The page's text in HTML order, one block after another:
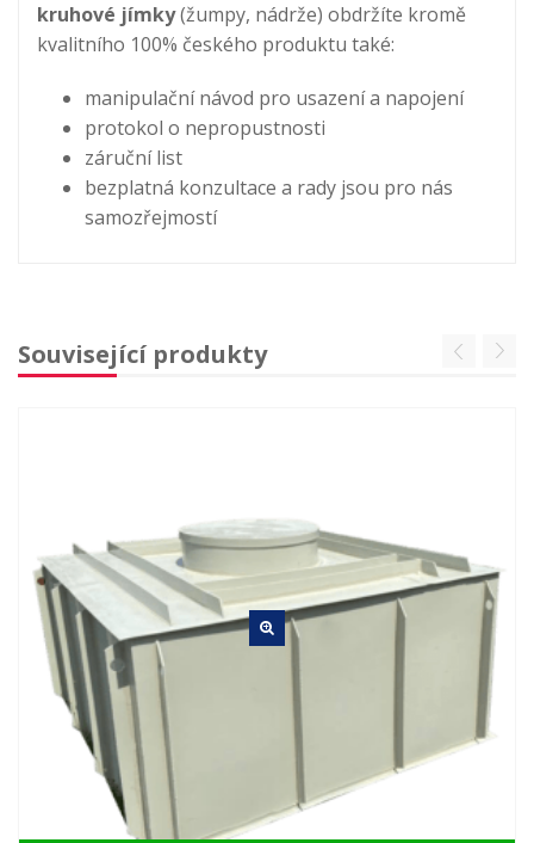
kruhové jímky(žumpy, nádrže) obdržíte kromě
kvalitního 100% českého produktu také:
manipulační návod pro usazení a napojení
protokol o nepropustnosti
záruční list
bezplatná konzultace a rady jsou pro nás
samozřejmostí
Související produkty